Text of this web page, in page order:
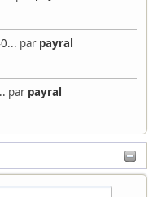
par payral
par payral